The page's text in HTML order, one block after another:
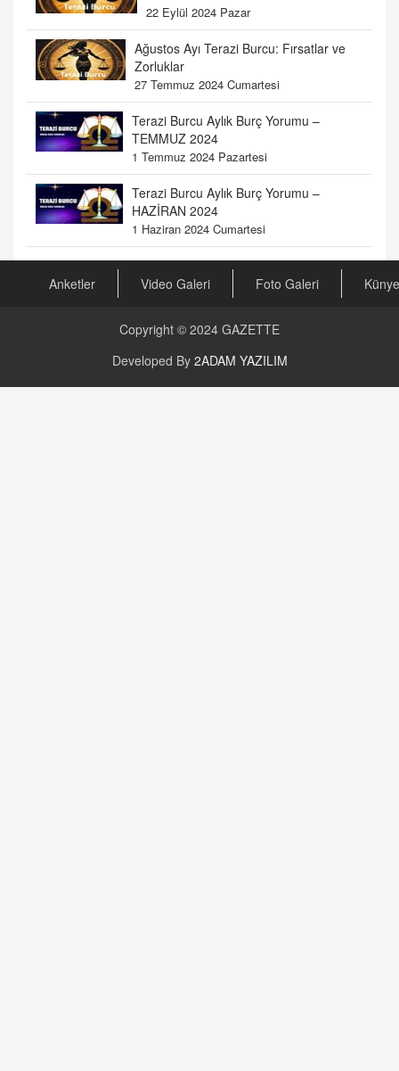
22 Eylül 2024 Pazar
Ağustos Ayı Terazi Burcu: Fırsatlar ve
Zorluklar
27 Temmuz 2024 Cumartesi
Terazi Burcu Aylık Burç Yorumu –
TEMMUZ 2024
1 Temmuz 2024 Pazartesi
Terazi Burcu Aylık Burç Yorumu –
HAZİRAN 2024
1 Haziran 2024 Cumartesi
Anketler Video Galeri Foto Galeri Künye
Copyright © 2024 GAZETTE
Developed By 2ADAM YAZILIM